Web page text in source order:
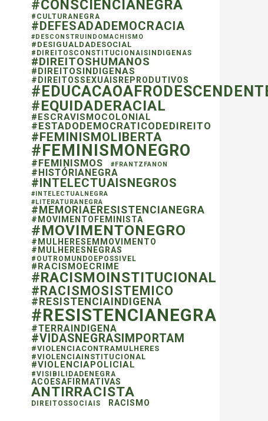
#CONSCIENCIANEGRA
#CULTURANEGRA
#DEFESADADEMOCRACIA
#DESCONSTRUINDOMACHISMO
#DESIGUALDADESOCIAL
#DIREITOSCONSTITUCIONAISINDIGENAS
#DIREITOSHUMANOS
#DIREITOSINDIGENAS
#DIREITOSSEXUAISREPRODUTIVOS
#EQUIDADERACIAL
#ESCRAVISMOCOLONIAL
#ESTADODEMOCRATICODEDIREITO
#FEMINISMOLIBERTA
#FEMINISMONEGRO
#FEMINISMOS #FRANTZFANON
#HISTÓRIANEGRA
#INTELECTUAISNEGROS
#INTELECTUALNEGRA
#LITERATURANEGRA
#MEMORIAERESISTENCIANEGRA
#MOVIMENTOFEMINISTA
#MOVIMENTONEGRO
#MULHERESEMMOVIMENTO
#MULHERESNEGRAS
#OUTROMUNDOEPOSSIVEL
#RACISMOECRIME
#RACISMOINSTITUCIONAL
#RACISMOSISTEMICO
#RESISTENCIAINDIGENA
#RESISTENCIANEGRA
#TERRAINDIGENA
#VIDASNEGRASIMPORTAM
#VIOLENCIACONTRAMULHERES
#VIOLENCIAINSTITUCIONAL
#VIOLENCIAPOLICIAL
#VISIBILIDADENEGRA
ACOESAFIRMATIVAS
ANTIRRACISTA
DIREITOSSOCIAIS RACISMO